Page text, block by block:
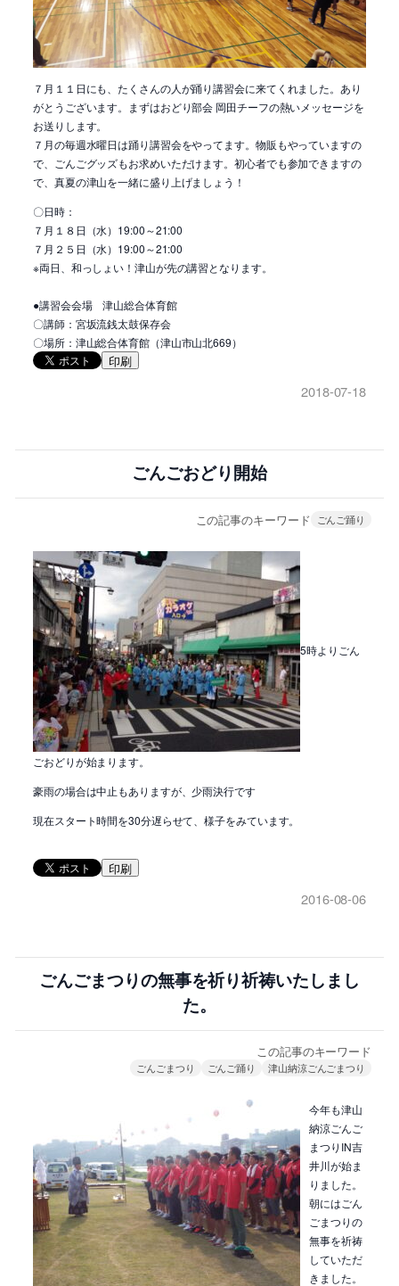
７月１１日にも、たくさんの人が踊り講習会に来てくれました。あり
がとうございます。まずはおどり部会 岡田チーフの熱いメッセージを
お送りします。
７月の毎週水曜日は踊り講習会をやってます。物販もやっていますの
で、ごんごグッズもお求めいただけます。初心者でも参加できますの
で、真夏の津山を一緒に盛り上げましょう！
〇日時：
７月１８日（水）19:00～21:00
７月２５日（水）19:00～21:00
※両日、和っしょい！津山が先の講習となります。
●講習会会場 津山総合体育館
〇講師：宮坂流銭太鼓保存会
〇場所：津山総合体育館（津山市山北669）
印刷
2018-07-18
ごんごおどり開始
この記事のキーワード ごんご踊り
5時よりごん
ごおどりが始まります。
豪雨の場合は中止もありますが、少雨決行です
現在スタート時間を30分遅らせて、様子をみています。
印刷
2016-08-06
ごんごまつりの無事を祈り祈祷いたしまし
た。
この記事のキーワード
ごんごまつり ごんご踊り 津山納涼ごんごまつり
今年も津山
納涼ごんご
まつりIN吉
井川が始ま
りました。
朝にはごん
ごまつりの
無事を祈祷
していただ
きました。